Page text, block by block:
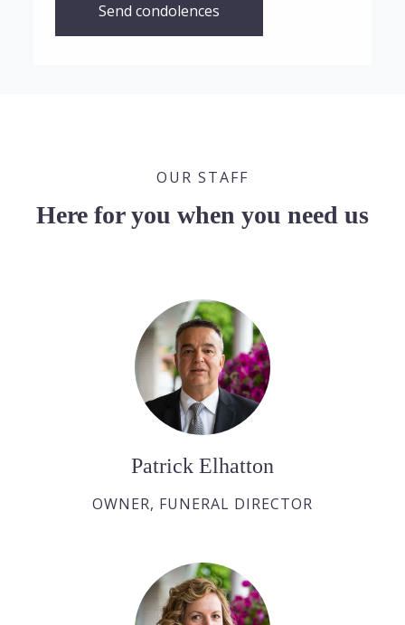
Send condolences
OUR STAFF
Here for you when you need us
Patrick Elhatton
OWNER, FUNERAL DIRECTOR